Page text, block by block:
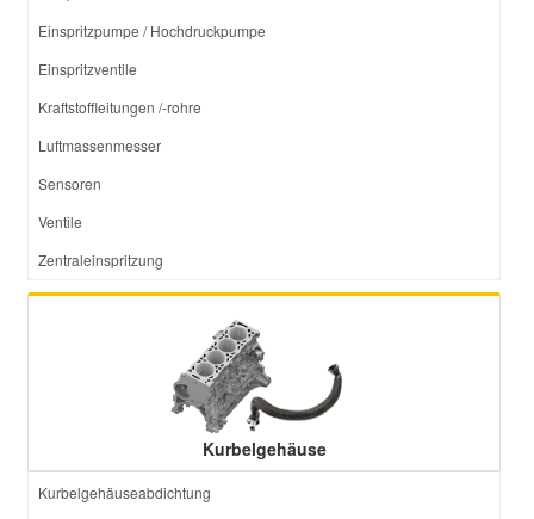
Einspritzpumpe / Hochdruckpumpe
Einspritzventile
Kraftstoffleitungen /-rohre
Luftmassenmesser
Sensoren
Ventile
Zentraleinspritzung
Kurbelgehäuse
Kurbelgehäuseabdichtung